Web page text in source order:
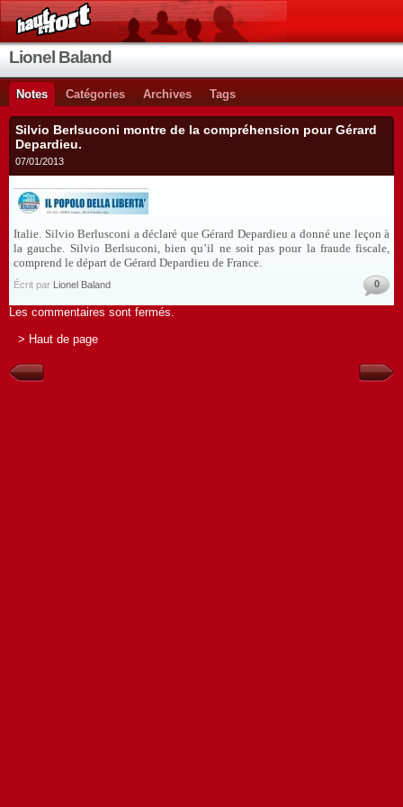
Lionel Baland
Notes Catégories Archives Tags
Silvio Berlsuconi montre de la compréhension pour Gérard
Depardieu.
07/01/2013
Italie. Silvio Berlusconi a déclaré que Gérard Depardieu a donné une leçon à
la gauche. Silvio Berlsuconi, bien qu’il ne soit pas pour la fraude fiscale,
comprend le départ de Gérard Depardieu de France.
Écrit par Lionel Baland 0
Les commentaires sont fermés.
> Haut de page